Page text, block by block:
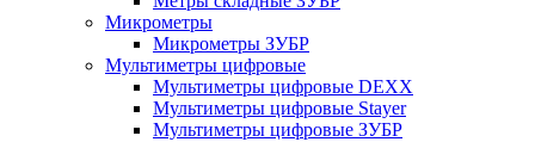
Микрометры
Микрометры ЗУБР
Мультиметры цифровые
Мультиметры цифровые DEXX
Мультиметры цифровые Stayer
Мультиметры цифровые ЗУБР